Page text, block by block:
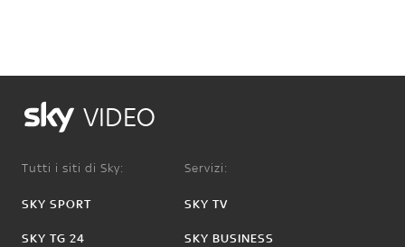
VIDEO
Tutti i siti di Sky:
SKY SPORT
SKY TG 24
Servizi:
SKY TV
SKY BUSINESS